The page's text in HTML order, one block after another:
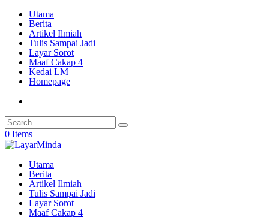
Utama
Berita
Artikel Ilmiah
Tulis Sampai Jadi
Layar Sorot
Maaf Cakap 4
Kedai LM
Homepage
0 Items
Utama
Berita
Artikel Ilmiah
Tulis Sampai Jadi
Layar Sorot
Maaf Cakap 4